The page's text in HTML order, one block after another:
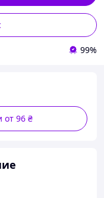
99%
от 96 ₴